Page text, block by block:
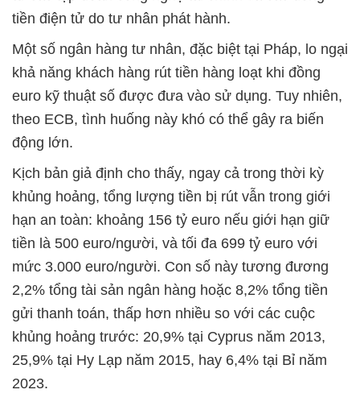
tiền điện tử do tư nhân phát hành.
Một số ngân hàng tư nhân, đặc biệt tại Pháp, lo ngại
khả năng khách hàng rút tiền hàng loạt khi đồng
euro kỹ thuật số được đưa vào sử dụng. Tuy nhiên,
theo ECB, tình huống này khó có thể gây ra biến
động lớn.
Kịch bản giả định cho thấy, ngay cả trong thời kỳ
khủng hoảng, tổng lượng tiền bị rút vẫn trong giới
hạn an toàn: khoảng 156 tỷ euro nếu giới hạn giữ
tiền là 500 euro/người, và tối đa 699 tỷ euro với
mức 3.000 euro/người. Con số này tương đương
2,2% tổng tài sản ngân hàng hoặc 8,2% tổng tiền
gửi thanh toán, thấp hơn nhiều so với các cuộc
khủng hoảng trước: 20,9% tại Cyprus năm 2013,
25,9% tại Hy Lạp năm 2015, hay 6,4% tại Bỉ năm
2023.